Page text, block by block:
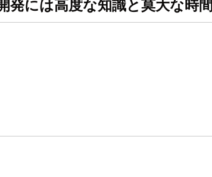
には高度な知識と莫大な時